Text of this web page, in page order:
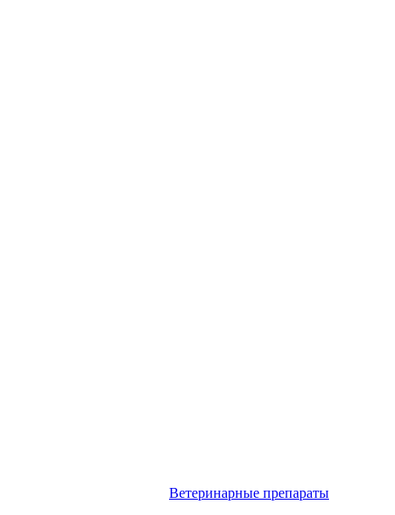
Ветеринарные препараты